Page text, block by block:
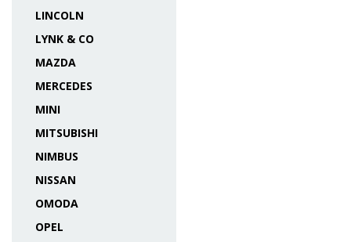
LINCOLN
LYNK & CO
MAZDA
MERCEDES
MINI
MITSUBISHI
NIMBUS
NISSAN
OMODA
OPEL